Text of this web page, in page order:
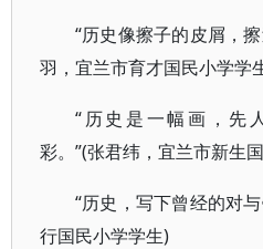
“历史像擦子的皮屑，
羽，宜兰市育才国民小学学
“历史是一幅画，先
彩。”(张君纬，宜兰市新生
“历史，写下曾经的对
行国民小学学生)